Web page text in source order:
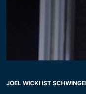
JOEL WICKI IST